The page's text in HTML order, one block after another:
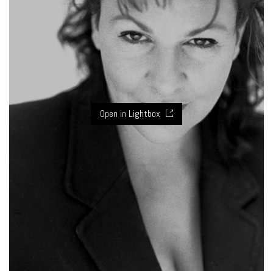
Open in Lightbox